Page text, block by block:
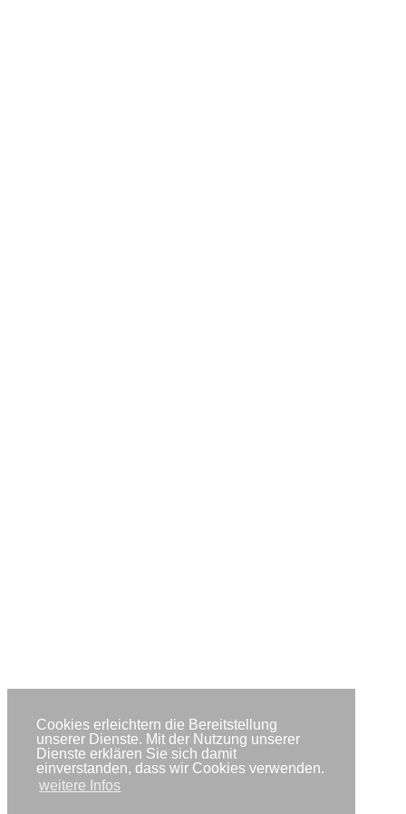
Cookies erleichtern die Bereitstellung
unserer Dienste. Mit der Nutzung unserer
Dienste erklären Sie sich damit
einverstanden, dass wir Cookies verwenden.
weitere Infos